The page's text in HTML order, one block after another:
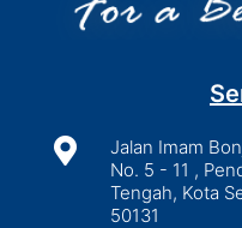

Jalan Imam
No. 5 - 11 ,
Tengah, Kota
50131